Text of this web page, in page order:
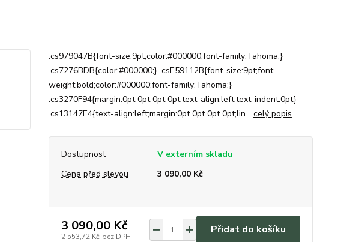
.cs979047B{font-size:9pt;color:#000000;font-family:Tahoma;}
.cs7276BDB{color:#000000;} .csE59112B{font-size:9pt;font-
weight:bold;color:#000000;font-family:Tahoma;}
.cs3270F94{margin:0pt 0pt 0pt 0pt;text-align:left;text-indent:0pt}
.cs13147E4{text-align:left;margin:0pt 0pt 0pt 0pt;lin... celý popis
Dostupnost
V externím skladu
Cena před slevou
3 090,00 Kč
3 090,00 Kč
2 553,72 Kč bez DPH
Přidat do košíku